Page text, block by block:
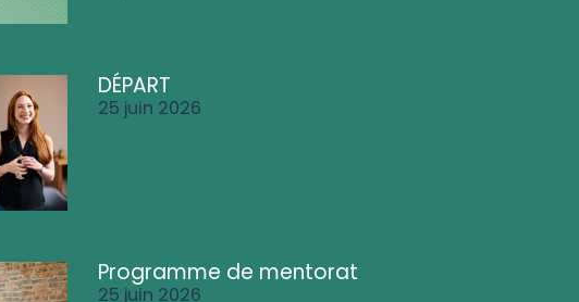
DÉPART
25 juin 2026
Programme de mentorat
25 juin 2026